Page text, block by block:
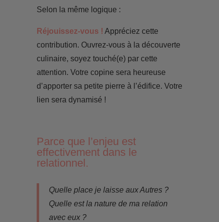
Selon la même logique :
Réjouissez-vous ! Appréciez cette
contribution. Ouvrez-vous à la découverte
culinaire, soyez touché(e) par cette
attention. Votre copine sera heureuse
d’apporter sa petite pierre à l’édifice. Votre
lien sera dynamisé !
Parce que l’enjeu est
effectivement dans le
relationnel.
Quelle place je laisse aux Autres ?
Quelle est la nature de ma relation
avec eux ?